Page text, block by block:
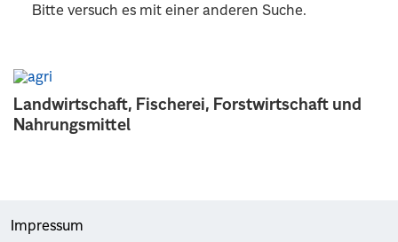
Landwirtschaft, Fischerei, Forstwirtschaft und
Nahrungsmittel
Bitte versuch es mit einer anderen Suche.
Impressum